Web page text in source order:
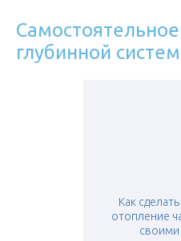
глубинной
Как
отопление
своими